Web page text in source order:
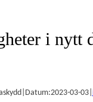
i nytt
| Datum:2023-03-03|